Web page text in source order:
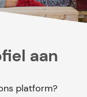
aan
platform?